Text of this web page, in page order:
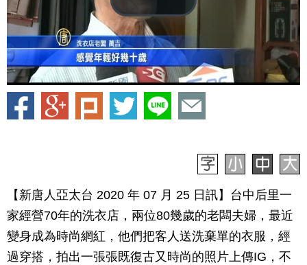
【新唐人亞太台 2020 年 07 月 25 日訊】台中后里一
家經營70年的洗衣店，兩位80幾歲的老闆夫婦，最近
變身成為時尚網紅，他們把客人送洗棄單的衣服，經
過穿搭，拍出一張張既復古又時尚的照片上傳IG，不